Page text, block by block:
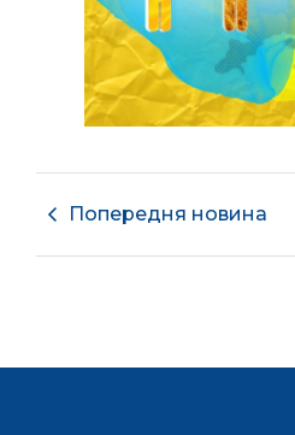
Попередня новина